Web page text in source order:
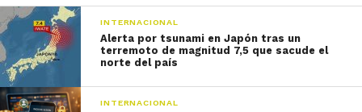
INTERNACIONAL
Alerta por tsunami en Japón tras un
terremoto de magnitud 7,5 que sacude el
norte del país
INTERNACIONAL